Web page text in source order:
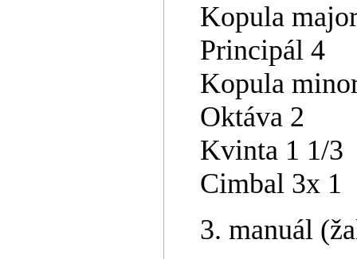
Kopula
Principál 4
Kopula
Oktáva 2
Kvinta 1 1/3
Cimbal 3x 1
3. manuál